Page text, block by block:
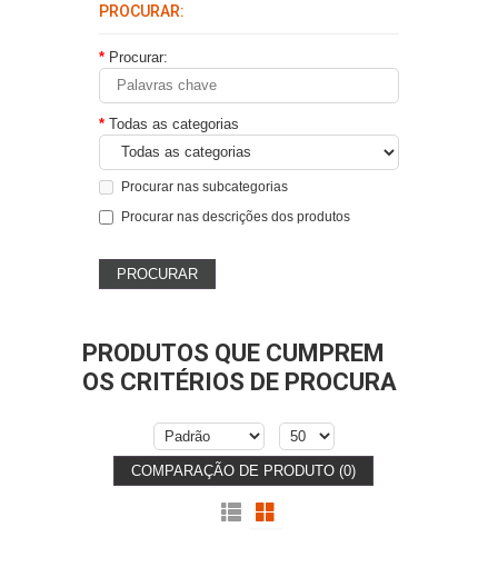
PROCURAR:
Procurar:
Todas as categorias
Procurar nas subcategorias
Procurar nas descrições dos produtos
PRODUTOS QUE CUMPREM
OS CRITÉRIOS DE PROCURA
COMPARAÇÃO DE PRODUTO (0)